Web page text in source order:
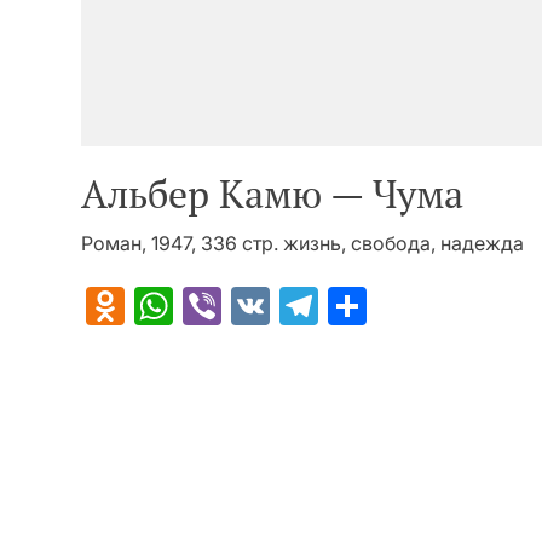
Альбер Камю — Чума
Роман, 1947, 336 стр. жизнь, свобода, надежда
Odnoklassniki
WhatsApp
Viber
VK Telegram